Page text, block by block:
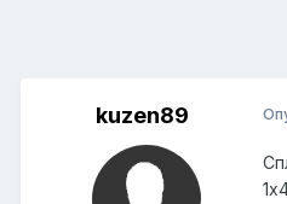
kuzen89